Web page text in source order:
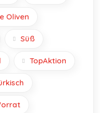
Oliven
Süß
TopAktion